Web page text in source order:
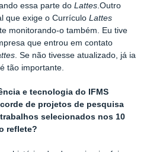
essa parte do Lattes Outro
que exige o Currículo Lattes
monitorando-o também. Eu tive
que entrou em contato
. Se não tivesse atualizado, já ia
tão importante.
e tecnologia do IFMS
de projetos de pesquisa
selecionados nos 10
reflete?